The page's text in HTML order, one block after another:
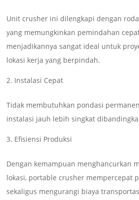
Unit crusher ini dilengkapi dengan
yang memungkinkan pemindahan
menjadikannya sangat ideal untuk
lokasi kerja yang berpindah.
Instalasi Cepat
Tidak membutuhkan pondasi
instalasi jauh lebih singkat
Efisiensi Produksi
Dengan kemampuan menghancurkan
lokasi, portable crusher mempercepat
sekaligus mengurangi biaya